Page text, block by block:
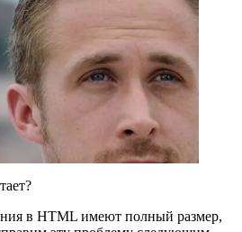
в HTML имеют полный размер,